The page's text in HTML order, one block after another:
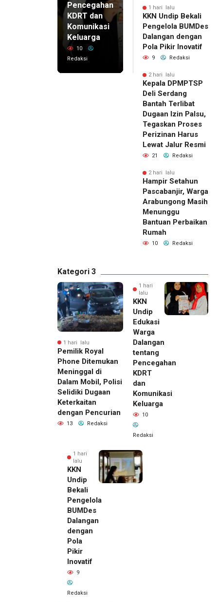
Pencegahan
KDRT dan
Komunikasi
Keluarga
10
Redaksi
1 hari lalu
KKN Undip Bekali
Pengelola BUMDes
Dalangan dengan
Pola Pikir Inovatif
9 Redaksi
2 hari lalu
Kepala DPMPTSP
Deli Serdang
Bantah Terlibat
Dugaan Izin Palsu,
Tegaskan Proses
Perizinan Harus
Lewat Jalur Resmi
21 Redaksi
2 hari lalu
Hampir Setahun
Pascabanjir, Warga
Arabungong Masih
Menunggu
Bantuan Perbaikan
Rumah
10 Redaksi
Kategori 3
1 hari lalu
Pemilik Royal
Phone Ditemukan
Meninggal di
Dalam Mobil, Polisi
Selidiki Dugaan
Keterkaitan
dengan Pencurian
13 Redaksi
1 hari
lalu
KKN
Undip
Edukasi
Warga
Dalangan
tentang
Pencegahan
KDRT
dan
Komunikasi
Keluarga
10
Redaksi
1 hari
lalu
KKN
Undip
Bekali
Pengelola
BUMDes
Dalangan
dengan
Pola
Pikir
Inovatif
9
Redaksi
Pemilik
Royal
Phone